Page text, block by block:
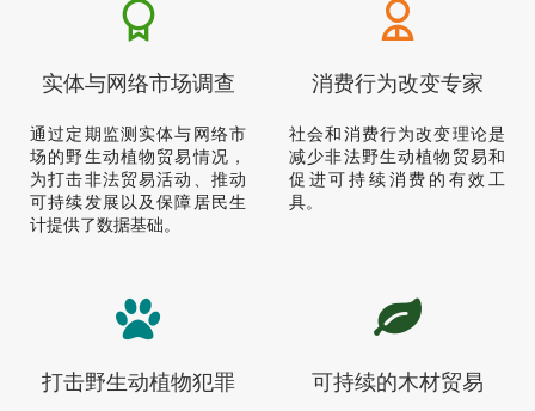
实体与网络市场调查
通过定期监测实体与网络市
场的野生动植物贸易情况，
为打击非法贸易活动、推动
可持续发展以及保障居民生
计提供了数据基础。
消费行为改变专家
社会和消费行为改变理论是
减少非法野生动植物贸易和
促进可持续消费的有效工
具。
打击野生动植物犯罪 可持续的木材贸易